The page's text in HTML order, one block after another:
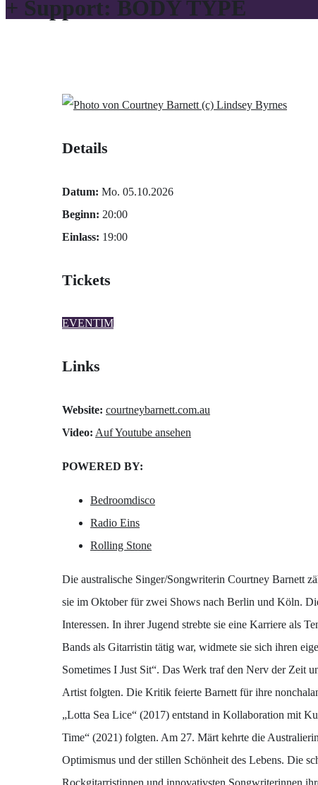
+ Support: BODY TYPE
(c) Lindsey Byrnes
Details
Datum: Mo. 05.10.2026
Beginn: 20:00
Einlass: 19:00
Tickets
EVENTIM
Links
Website: courtneybarnett.com.au
Video: Auf Youtube ansehen
POWERED BY:
Bedroomdisco
Radio Eins
Rolling Stone
Die australische Singer/Songwriterin Courtney Barnett
sie im Oktober für zwei Shows nach Berlin und Köln.
Interessen. In ihrer Jugend strebte sie eine Karriere als
Bands als Gitarristin tätig war, widmete sie sich ihren
Sometimes I Just Sit“. Das Werk traf den Nerv der Zeit
Artist folgten. Die Kritik feierte Barnett für ihre
„Lotta Sea Lice“ (2017) entstand in Kollaboration mit
Time“ (2021) folgten. Am 27. Märt kehrte die
Optimismus und der stillen Schönheit des Lebens. Die
Rockgitarristinnen und innovativsten Songwriterinnen